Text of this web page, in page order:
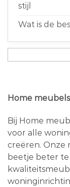
stijl
Wat is de
Home
Bij Home
voor alle
creëren. Onze
beetje beter